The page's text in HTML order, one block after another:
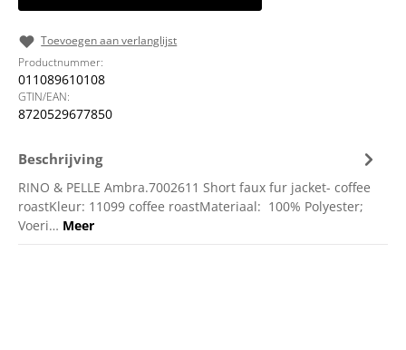
Toevoegen aan verlanglijst
Productnummer:
011089610108
GTIN/EAN:
8720529677850
Beschrijving
RINO & PELLE Ambra.7002611 Short faux fur jacket- coffee
roastKleur: 11099 coffee roastMateriaal: 100% Polyester;
Voeri… Meer